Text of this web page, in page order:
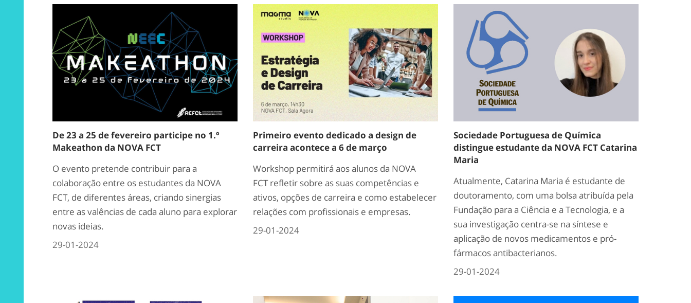
De 23 a 25 de fevereiro participe no 1.º
Makeathon da NOVA FCT
O evento pretende contribuir para a
colaboração entre os estudantes da NOVA
FCT, de diferentes áreas, criando sinergias
entre as valências de cada aluno para explorar
novas ideias.
29-01-2024
Primeiro evento dedicado a design de
carreira acontece a 6 de março
Workshop permitirá aos alunos da NOVA
FCT refletir sobre as suas competências e
ativos, opções de carreira e como estabelecer
relações com profissionais e empresas.
29-01-2024
Sociedade Portuguesa de Química
distingue estudante da NOVA FCT Catarina
Maria
Atualmente, Catarina Maria é estudante de
doutoramento, com uma bolsa atribuída pela
Fundação para a Ciência e a Tecnologia, e a
sua investigação centra-se na síntese e
aplicação de novos medicamentos e pró-
fármacos antibacterianos.
29-01-2024